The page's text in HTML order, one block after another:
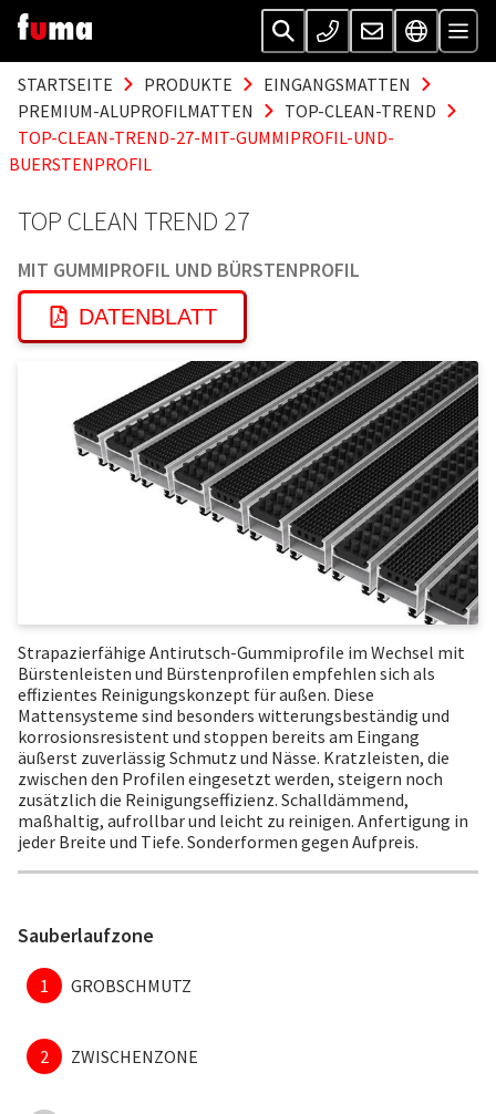
STARTSEITE PRODUKTE
EINGANGSMATTEN
PREMIUM-ALUPROFILMATTEN
TOP-CLEAN-TREND
TOP-CLEAN-TREND-27-MIT-GUMMIPROFIL-UND-
BUERSTENPROFIL
TOP CLEAN TREND 27
MIT GUMMIPROFIL UND BÜRSTENPROFIL
DATENBLATT
Strapazierfähige Antirutsch-Gummiprofile im Wechsel mit
Bürstenleisten und Bürstenprofilen empfehlen sich als
effizientes Reinigungskonzept für außen. Diese
Mattensysteme sind besonders witterungsbeständig und
korrosionsresistent und stoppen bereits am Eingang
äußerst zuverlässig Schmutz und Nässe. Kratzleisten, die
zwischen den Profilen eingesetzt werden, steigern noch
zusätzlich die Reinigungseffizienz. Schalldämmend,
maßhaltig, aufrollbar und leicht zu reinigen. Anfertigung in
jeder Breite und Tiefe. Sonderformen gegen Aufpreis.
Sauberlaufzone
1 GROBSCHMUTZ
2 ZWISCHENZONE